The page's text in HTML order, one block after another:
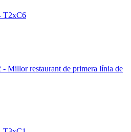
T2xC6
- Millor restaurant de primera línia de